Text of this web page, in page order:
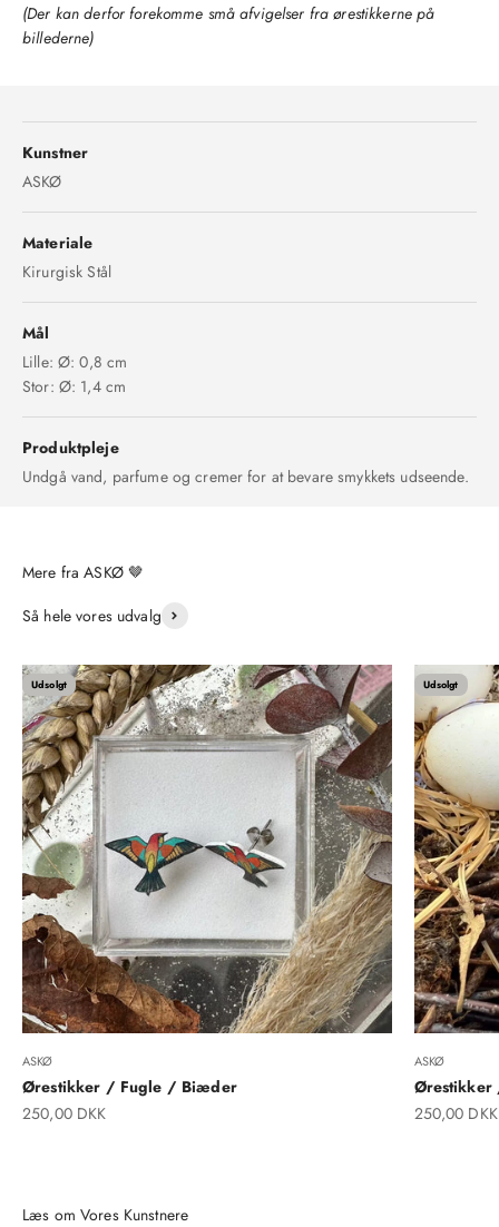
(Der kan derfor forekomme små afvigelser fra ørestikkerne på
billederne)
Kunstner
ASKØ
Materiale
Kirurgisk Stål
Mål
Lille: Ø: 0,8 cm
Stor: Ø: 1,4 cm
Produktpleje
Undgå vand, parfume og cremer for at bevare smykkets udseende.
Så hele vores udvalg
Udsolgt
ASKØ
Ørestikker / Fugle / Biæder
Salgspris
250,00 DKK
Udsolgt
ASKØ
Ørestikker
Salgspris
250,00 DKK